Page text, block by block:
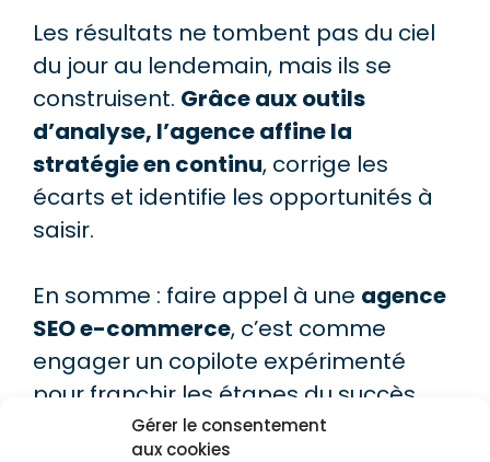
Gérer le consentement
aux cookies
Les résultats ne tombent pas du ciel
du jour au lendemain, mais ils se
construisent. Grâce aux outils
d’analyse, l’agence affine la
stratégie en continu, corrige les
écarts et identifie les opportunités à
saisir.
En somme : faire appel à une agence
SEO e-commerce, c’est comme
engager un copilote expérimenté
pour franchir les étapes du succès
digital sereinement.